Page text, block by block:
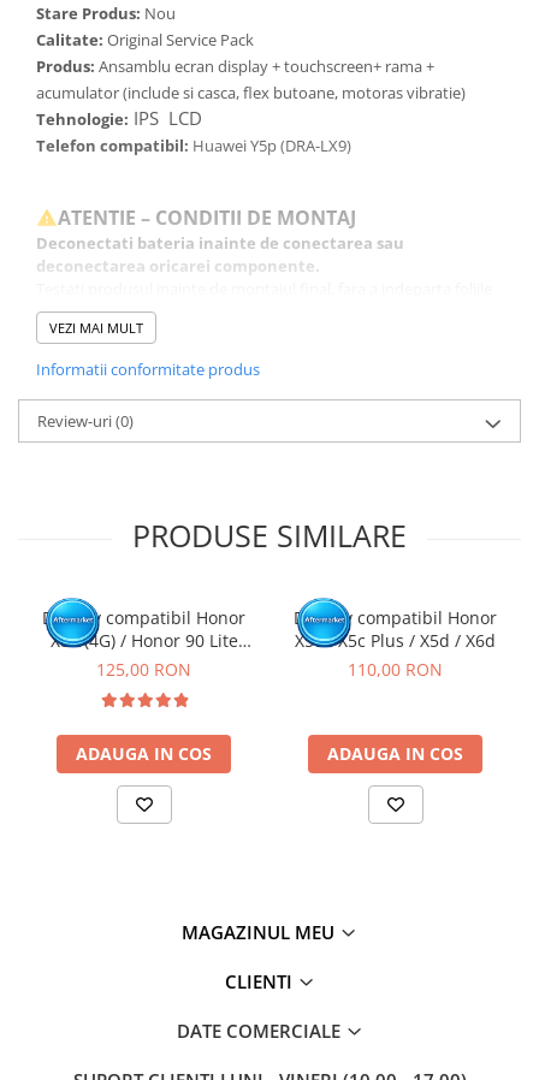
Stare Produs: Nou
Calitate: Original Service Pack
Produs: Ansamblu ecran display + touchscreen+ rama +
acumulator (include si casca, flex butoane, motoras vibratie)
Tehnologie: IPS LCD
Telefon compatibil: Huawei Y5p (DRA-LX9)
ATENTIE – CONDITII DE MONTAJ
Deconectati bateria inainte de conectarea sau
deconectarea oricarei componente.
de protectie, sigiliile sau etichetele.
Inlocuirea componentelor interne este un proces delicat si
reparatiilor GSM.
Se recomanda montajul intr-un service specializat.
Click aici pentru mai multe informatii
VEZI MAI MULT
Informatii conformitate produs
Review-uri(0)
PRODUSE SIMILARE
Display compatibil Honor
X8a (4G) / Honor 90 Lite
(5G), Negru - cu Rama
125,00 RON
ADAUGA IN COS
Display compatibil Honor
X5c / X5c Plus / X5d / X6d
110,00 RON
ADAUGA IN COS
MAGAZINUL MEU
CLIENTI
DATE COMERCIALE